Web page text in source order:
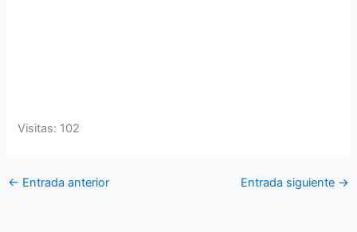
Visitas: 102
← Entrada anterior Entrada siguiente →